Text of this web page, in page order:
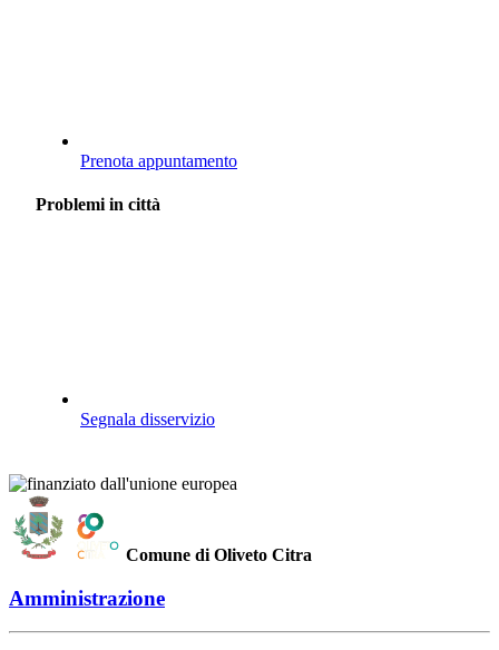
Prenota appuntamento
Problemi in città
Segnala disservizio
Comune di Oliveto Citra
Amministrazione